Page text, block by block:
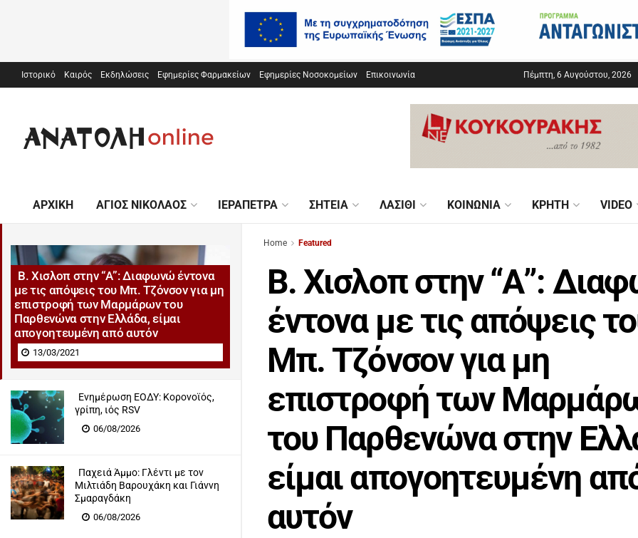
Β. Χισλοπ στην “Α”: Διαφωνώ έντονα
με τις απόψεις του Μπ. Τζόνσον για μη
επιστροφή των Μαρμάρων του
Παρθενώνα στην Ελλάδα, είμαι
απογοητευμένη από αυτόν
13/03/2021
Eνημέρωση ΕΟΔΥ: Κορονοϊός,
γρίπη, ιός RSV
06/08/2026
Παχειά Άμμο: Γλέντι με τον
Μιλτιάδη Βαρουχάκη και Γιάννη
Σμαραγδάκη
06/08/2026
Ιστορικό Καιρός Εκδηλώσεις Εφημερίες Φαρμακείων Εφημερίες Νοσοκομείων Επικοινωνία Πέμπτη, 6 Αυγούστου, 2026
ΑΡΧΙΚΉ ΆΓΙΟΣ ΝΙΚΌΛΑΟΣ ΙΕΡΆΠΕΤΡΑ ΣΗΤΕΊΑ ΛΑΣΊΘΙ ΚΟΙΝΩΝΊΑ ΚΡΉΤΗ VIDEO
Home Featured
Β. Χισλοπ στην “Α”:
έντονα με τις απόψεις
Μπ. Τζόνσον για μη
επιστροφή των
του Παρθενώνα στην
είμαι απογοητευμένη
αυτόν